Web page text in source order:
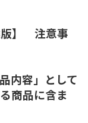
版】 注意事
内容」として
商品に含ま